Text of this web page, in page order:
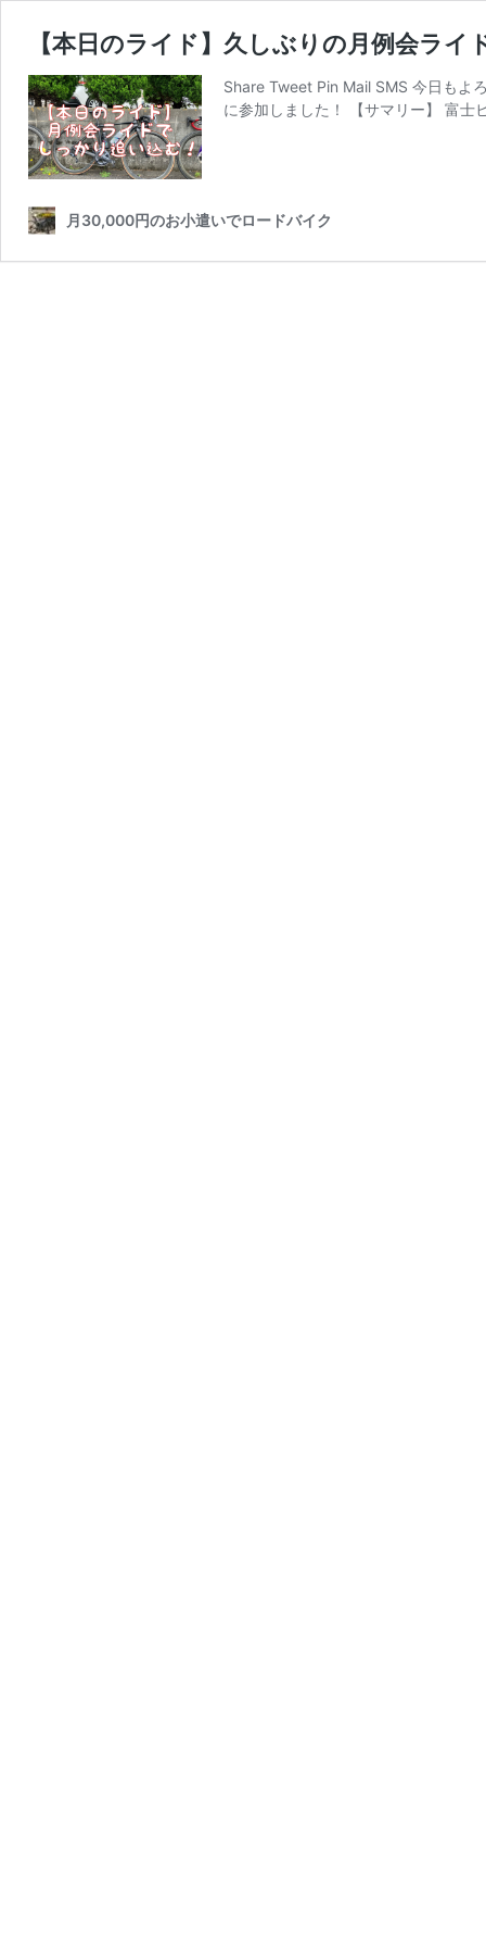
【本日のライド】久しぶりの月例会ラ
Share Tweet Pin Mail SMS 今日
に参加しました！ 【サマリー】 富
月30,000円のお小遣いでロードバイク